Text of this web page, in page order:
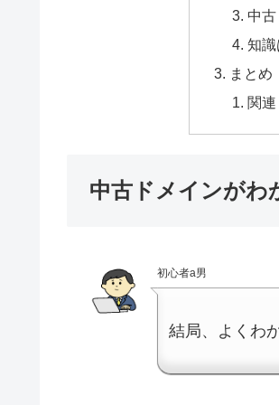
中
知識
まとめ
関連
中古ドメインがわ
初心者a男
結局、よくわ